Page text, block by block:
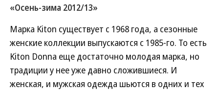
«Осень-зима 2012/13»
Марка Kiton существует с 1968 года, а сезонные
женские коллекции выпускаются с 1985-го. То есть
Kiton Donna еще достаточно молодая марка, но
традиции у нее уже давно сложившиеся. И
женская, и мужская одежда шьются в одних и тех